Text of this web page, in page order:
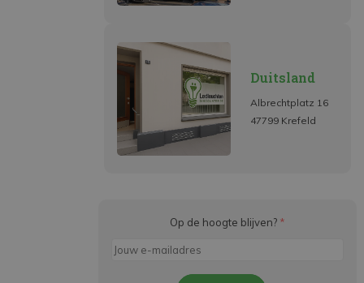
Duitsland
Albrechtplatz 16
47799 Krefeld
Op de hoogte blijven? *